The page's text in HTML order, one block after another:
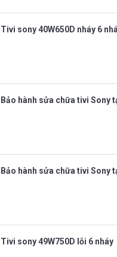
Tivi sony 40W650D nháy 6
Bảo hành sửa chữa tivi Sony
Bảo hành sửa chữa tivi Sony
Tivi sony 49W750D lỗi 6 nháy